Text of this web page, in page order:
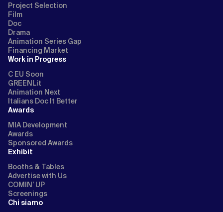
Project Selection
Film
Doc
Drama
Animation Series Gap
Financing Market
Work in Progress
C EU Soon
GREENLit
Animation Next
Italians Doc It Better
Awards
MIA Development
Awards
Sponsored Awards
Exhibit
Booths & Tables
Advertise with Us
COMIN’ UP
Screenings
Chi siamo